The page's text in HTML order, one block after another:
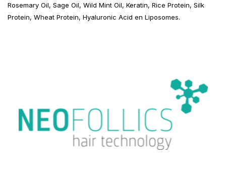
Rosemary Oil, Sage Oil, Wild Mint Oil, Keratin, Rice Protein, Silk
Protein, Wheat Protein, Hyaluronic Acid en Liposomes.